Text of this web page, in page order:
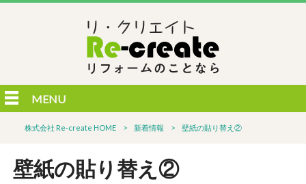
MENU
株式会社 Re-create HOME > 新着情報 > 壁紙の貼り替え②
壁紙の貼り替え②